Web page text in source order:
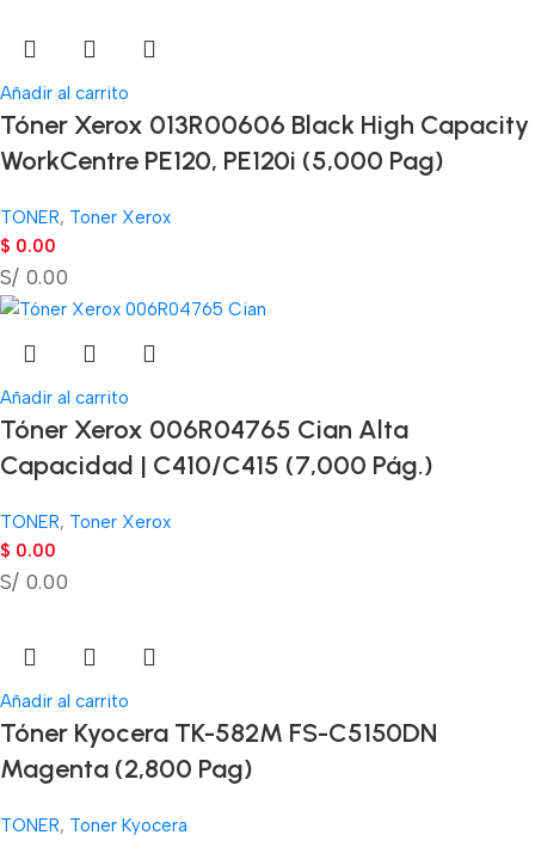
Añadir al carrito
Tóner Xerox 013R00606 Black High Capacity
WorkCentre PE120, PE120i (5,000 Pag)
TONER, Toner Xerox
$ 0.00
S/ 0.00
Añadir al carrito
Tóner Xerox 006R04765 Cian Alta
Capacidad | C410/C415 (7,000 Pág.)
TONER, Toner Xerox
$ 0.00
S/ 0.00
Añadir al carrito
Tóner Kyocera TK-582M FS-C5150DN
Magenta (2,800 Pag)
TONER, Toner Kyocera